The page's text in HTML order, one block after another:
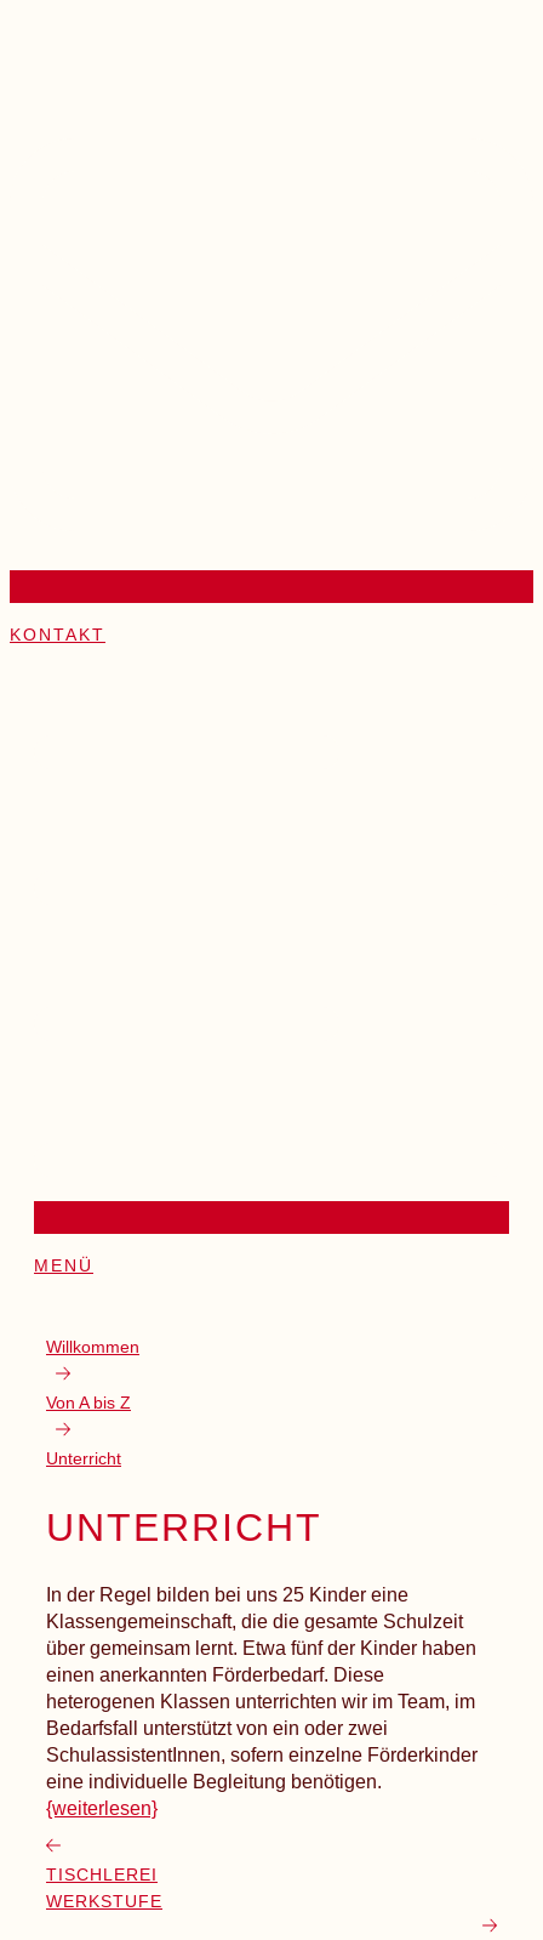
KONTAKT
MENÜ
Willkommen
Von A bis Z
Unterricht
UNTERRICHT
In der Regel bilden bei uns 25 Kinder eine
Klassengemeinschaft, die die gesamte Schulzeit
über gemeinsam lernt. Etwa fünf der Kinder haben
einen anerkannten Förderbedarf. Diese
heterogenen Klassen unterrichten wir im Team, im
Bedarfsfall unterstützt von ein oder zwei
SchulassistentInnen, sofern einzelne Förderkinder
eine individuelle Begleitung benötigen.
{weiterlesen}
TISCHLEREI
WERKSTUFE